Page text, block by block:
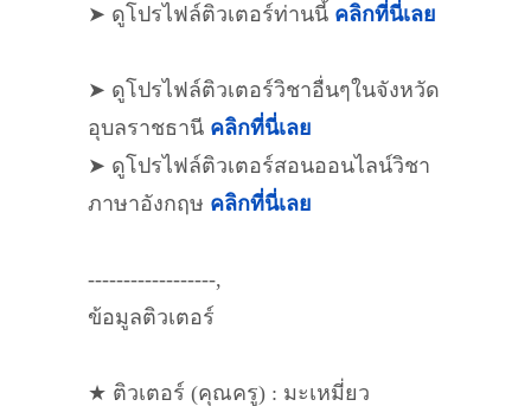
➤ ดูโปรไฟล์ติวเตอร์ท่านนี้ คลิกที่นี่เลย
➤ ดูโปรไฟล์ติวเตอร์วิชาอื่นๆในจังหวัด
อุบลราชธานี คลิกที่นี่เลย
➤ ดูโปรไฟล์ติวเตอร์สอนออนไลน์วิชา
ภาษาอังกฤษ คลิกที่นี่เลย
------------------,
ข้อมูลติวเตอร์
★ ติวเตอร์ (คุณครู) : มะเหมี่ยว